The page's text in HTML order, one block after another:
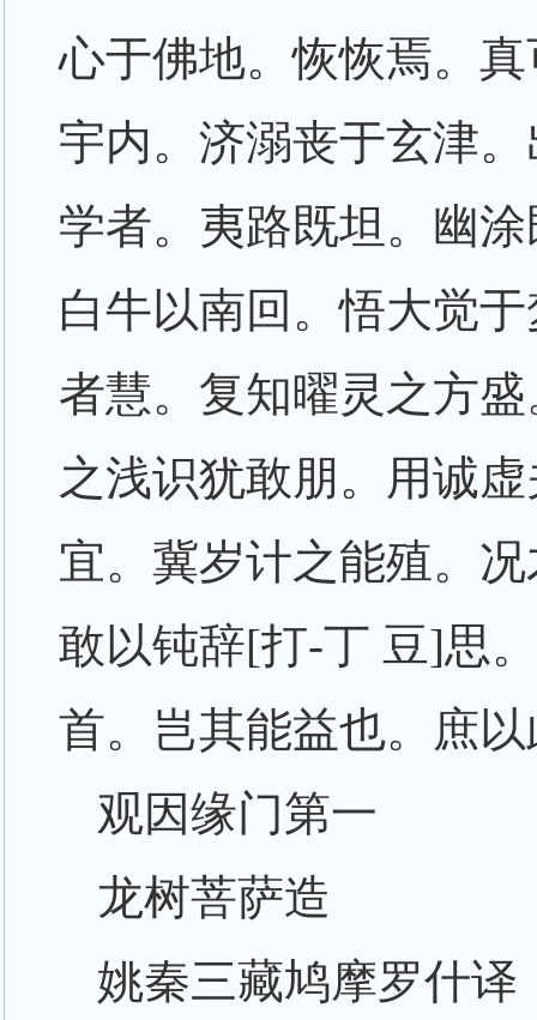
心于佛地。恢恢焉。
宇内。济溺丧于玄津
学者。夷路既坦。幽
白牛以南回。悟大觉
者慧。复知曜灵之方
之浅识犹敢朋。用诚
宜。冀岁计之能殖。
敢以钝辞[打-丁 豆]思
首。岂其能益也。庶
观因缘门第一
龙树菩萨造
姚秦三藏鸠摩罗什译